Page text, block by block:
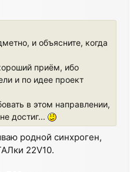
и объясните, когда
приём, ибо
и по идее проект
в этом направлении,
достиг...
родной синхроген,
22V10.